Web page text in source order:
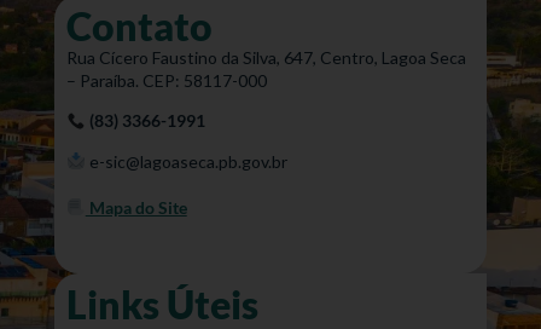
Contato
Rua Cícero Faustino da Silva, 647, Centro, Lagoa Seca
– Paraíba. CEP: 58117-000
(83) 3366-1991
e-sic@lagoaseca.pb.gov.br
Mapa do Site
Links Úteis